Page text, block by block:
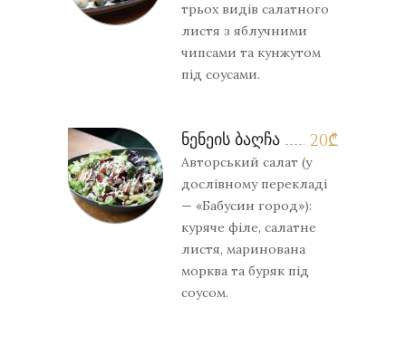
трьох видів салатного
листя з яблучними
чипсами та кунжутом
під соусами.
20₾
ნენეის ბაღჩა
Авторський салат (у
дослівному перекладі
— «Бабусин город»):
куряче філе, салатне
листя, маринована
морква та буряк під
соусом.